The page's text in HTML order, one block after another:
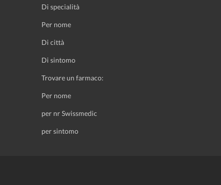
Di specialità
Per nome
Di città
Di sintomo
Trovare un farmaco:
Per nome
per nr Swissmedic
per sintomo